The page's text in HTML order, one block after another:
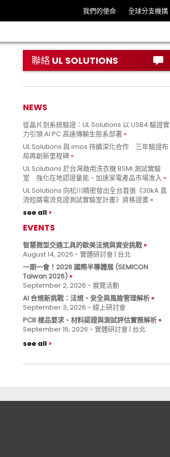
我們的使命 全球分支機搆
聯絡 UL SOLUTIONS
NEWS
從晶片到系統驗證：UL Solutions 以 USB4 驗證實
力引領 AI PC 高速傳輸生態系部署
UL Solutions 與 imos 持續深化合作 三年驗證布
局再創新里程碑
UL Solutions 於台灣啟用洗衣機 BSMI 測試實驗
室 強化在地認證量能、加速家電產品市場准入
UL Solutions 向松川精密發出全台首張《30kA 直
流短路電流見證測試實驗室計畫》資格證書
see all
EVENTS
智慧微型交通工具的歐美法規與資安挑戰
August 14, 2026 - 實體研討會 | 台北
一期一會！2026 國際半導體展 (SEMICON
Taiwan 2026)
September 2, 2026 - 展覽活動
AI 合規新挑戰：法規、安全與風險管理解析
September 3, 2026 - 線上研討會
PCB 樣品要求、材料認證與測試評估實務解析
September 15, 2026 - 實體研討會 | 台北
see all